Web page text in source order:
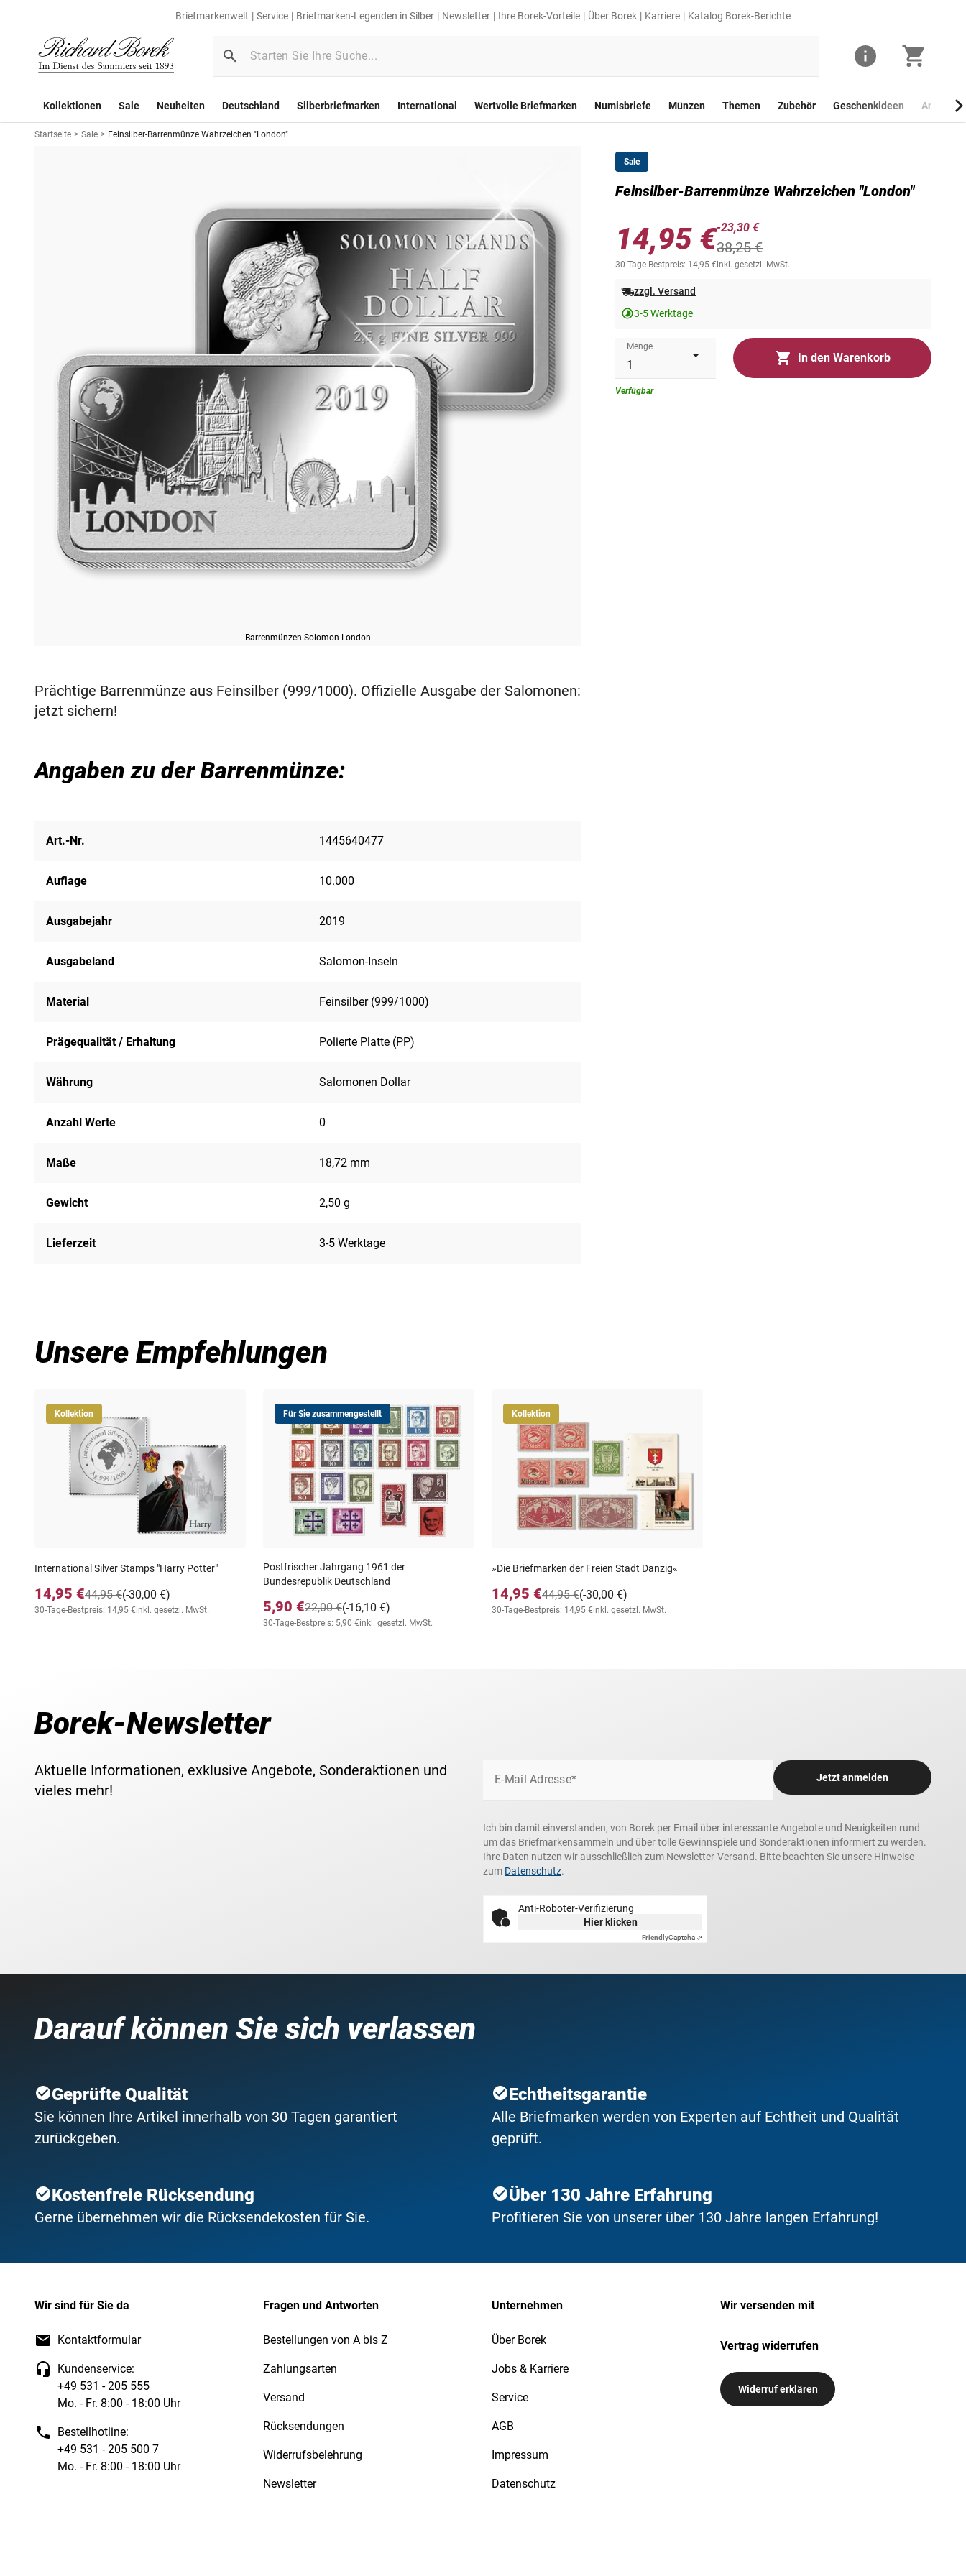
Briefmarkenwelt Service Briefmarken-Legenden in Silber Newsletter Ihre Borek-Vorteile Über Borek Karriere Katalog Borek-Berichte
Kollektionen Sale Neuheiten Deutschland Silberbriefmarken International Wertvolle Briefmarken Numisbriefe Münzen Themen Zubehör Geschenkideen
Startseite > Sale > Feinsilber-Barrenmünze Wahrzeichen "London"
Barrenmünzen Solomon London
Sale
Feinsilber-Barrenmünze Wahrzeichen "London"
14,95 €-23,30 €
38,25 €
30-Tage-Bestpreis: 14,95 €inkl. gesetzl. MwSt.
zzgl. Versand
3-5 Werktage
Menge
In den Warenkorb
Verfügbar
Prächtige Barrenmünze aus Feinsilber (999/1000). Offizielle Ausgabe der Salomonen:
jetzt sichern!
Angaben zu der Barrenmünze:
Art.-Nr. 1445640477
Auflage 10.000
Ausgabejahr 2019
Ausgabeland Salomon-Inseln
Material Feinsilber (999/1000)
Prägequalität / Erhaltung Polierte Platte (PP)
Währung Salomonen Dollar
Anzahl Werte 0
Maße 18,72 mm
Gewicht 2,50 g
Lieferzeit 3-5 Werktage
Unsere Empfehlungen
Kollektion
International Silver Stamps "Harry Potter"
14,95 € (-30,00 €)
44,95 €
30-Tage-Bestpreis: 14,95 €inkl. gesetzl. MwSt.
Für Sie zusammengestellt
Postfrischer Jahrgang 1961 der
Bundesrepublik Deutschland
5,90 € (-16,10 €)
22,00 €
30-Tage-Bestpreis: 5,90 €inkl. gesetzl. MwSt.
Kollektion
»Die Briefmarken der Freien Stadt Danzig«
14,95 € (-30,00 €)
44,95 €
30-Tage-Bestpreis: 14,95 €inkl. gesetzl. MwSt.
Borek-Newsletter
Aktuelle Informationen, exklusive Angebote, Sonderaktionen und
vieles mehr!
E-Mail Adresse* Jetzt anmelden
Ich bin damit einverstanden, von Borek per Email über interessante Angebote und Neuigkeiten rund
um das Briefmarkensammeln und über tolle Gewinnspiele und Sonderaktionen informiert zu werden.
Ihre Daten nutzen wir ausschließlich zum Newsletter-Versand. Bitte beachten Sie unsere Hinweise
zum Datenschutz.
Anti-Roboter-Verifizierung
Hier klicken
FriendlyCaptcha ⇗
Darauf können Sie sich verlassen
Geprüfte Qualität
Sie können Ihre Artikel innerhalb von 30 Tagen garantiert
zurückgeben.
Echtheitsgarantie
Alle Briefmarken werden von Experten auf Echtheit und Qualität
geprüft.
Kostenfreie Rücksendung
Gerne übernehmen wir die Rücksendekosten für Sie.
Über 130 Jahre Erfahrung
Profitieren Sie von unserer über 130 Jahre langen Erfahrung!
Wir sind für Sie da
Kontaktformular
Kundenservice:
+49 531 - 205 555
Mo. - Fr. 8:00 - 18:00 Uhr
Bestellhotline:
+49 531 - 205 500 7
Mo. - Fr. 8:00 - 18:00 Uhr
Fragen und Antworten
Bestellungen von A bis Z
Zahlungsarten
Versand
Rücksendungen
Widerrufsbelehrung
Newsletter
Unternehmen
Über Borek
Jobs & Karriere
Service
AGB
Impressum
Datenschutz
Wir versenden mit
Vertrag widerrufen
Widerruf erklären